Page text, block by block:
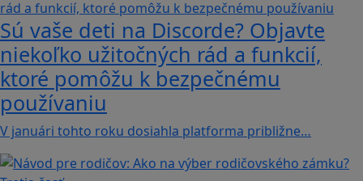
Sú vaše deti na Discorde? Objavte
niekoľko užitočných rád a funkcií,
ktoré pomôžu k bezpečnému
používaniu
V januári tohto roku dosiahla platforma približne…